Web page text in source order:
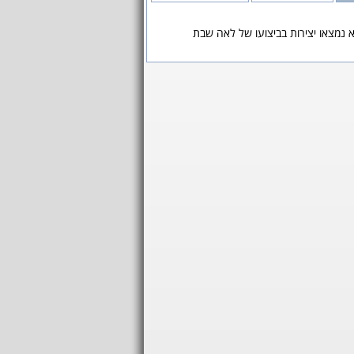
נמצאו יצירות בביצועו של לאה שבת